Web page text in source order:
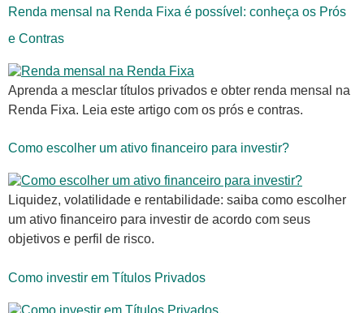
Renda mensal na Renda Fixa é possível: conheça os Prós
e Contras
Aprenda a mesclar títulos privados e obter renda mensal na
Renda Fixa. Leia este artigo com os prós e contras.
Como escolher um ativo financeiro para investir?
Liquidez, volatilidade e rentabilidade: saiba como escolher
um ativo financeiro para investir de acordo com seus
objetivos e perfil de risco.
Como investir em Títulos Privados